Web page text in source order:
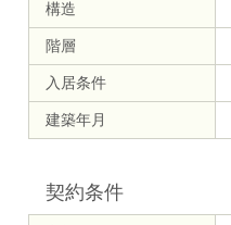
構造
階層
入居条件
建築年月
契約条件